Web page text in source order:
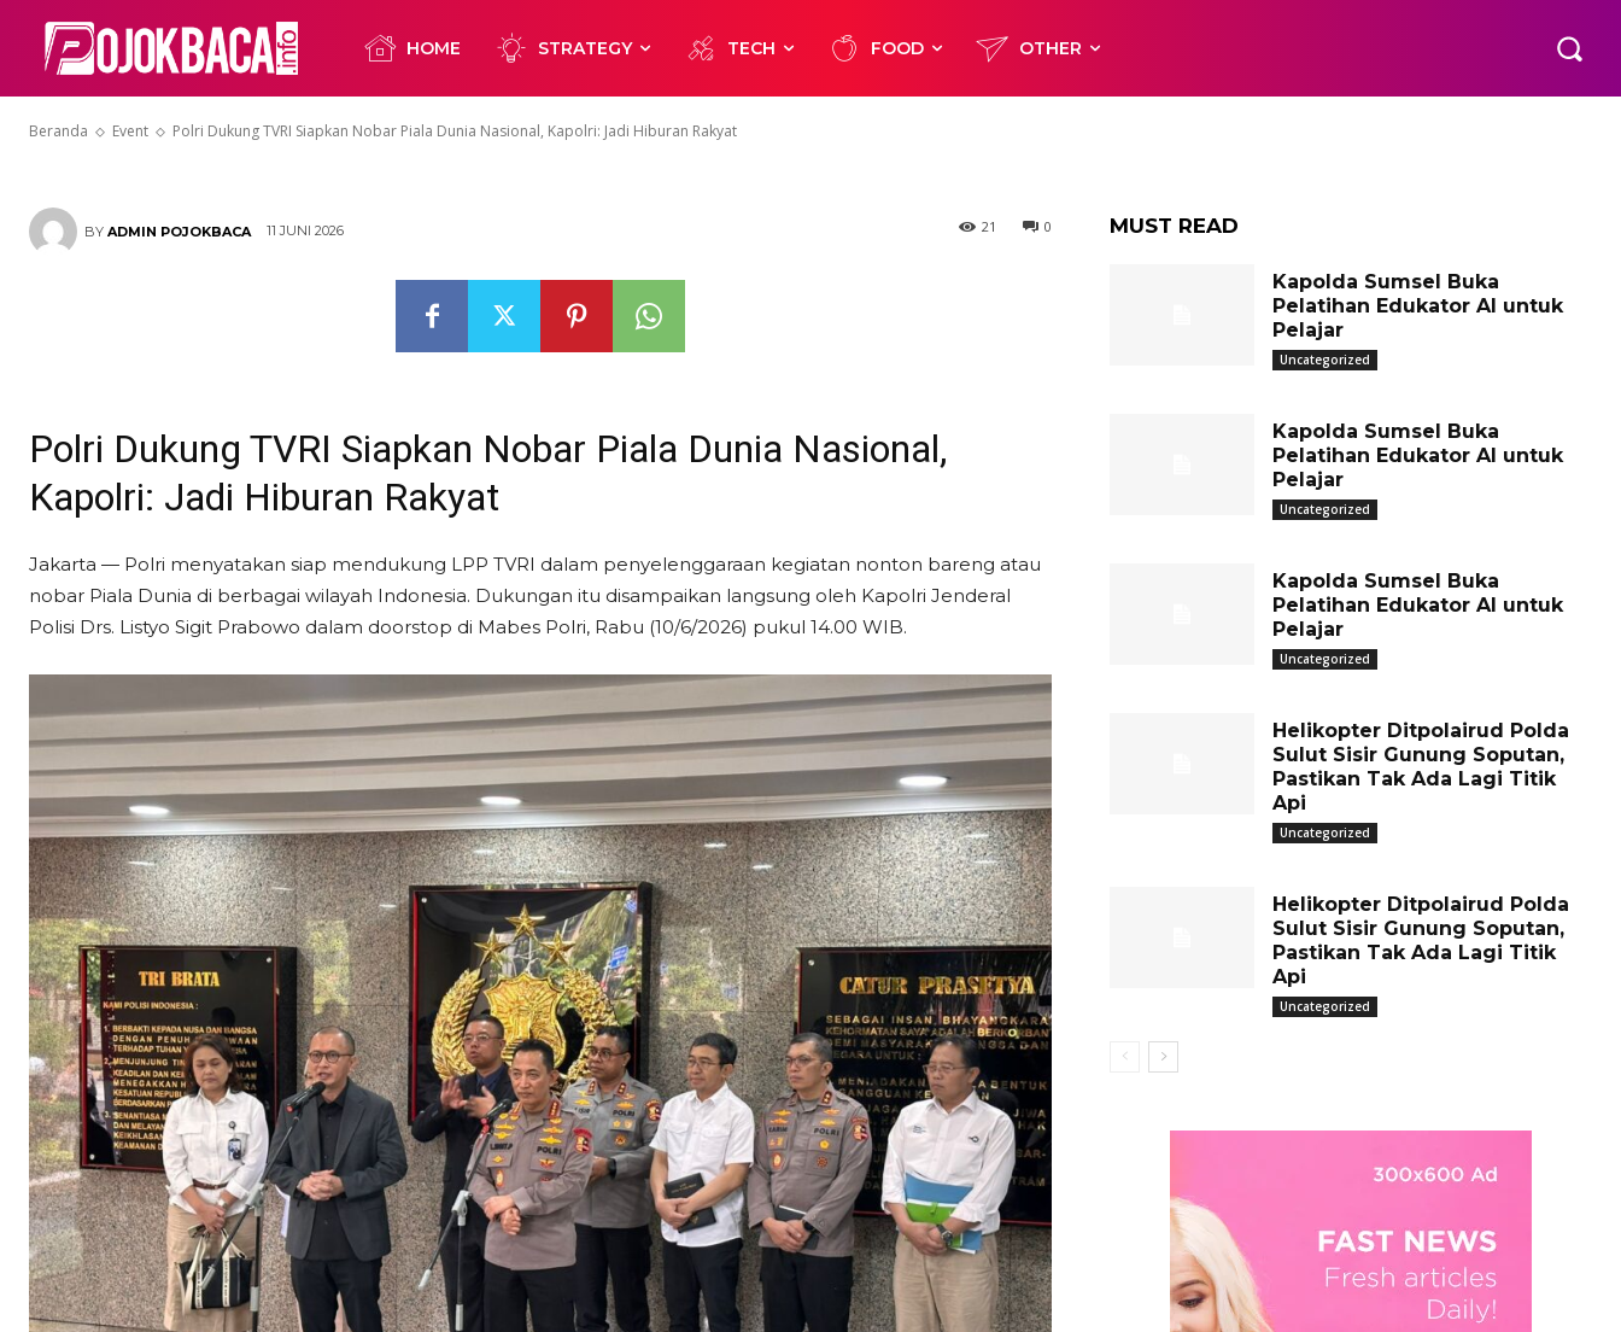
HOME STRATEGY TECH FOOD OTHER
Beranda Event Polri Dukung TVRI Siapkan Nobar Piala Dunia Nasional, Kapolri: Jadi Hiburan Rakyat
Hiburan Rakyat
BY ADMIN POJOKBACA 11 JUNI 2026 0
21
Polri Dukung TVRI Siapkan Nobar Piala Dunia Nasional,
Kapolri: Jadi Hiburan Rakyat
Jakarta — Polri menyatakan siap mendukung LPP TVRI dalam penyelenggaraan kegiatan nonton bareng atau
nobar Piala Dunia di berbagai wilayah Indonesia. Dukungan itu disampaikan langsung oleh Kapolri Jenderal
Polisi Drs. Listyo Sigit Prabowo dalam doorstop di Mabes Polri, Rabu (10/6/2026) pukul 14.00 WIB.
MUST READ
Kapolda Sumsel Buka
Pelatihan Edukator AI untuk
Pelajar
Uncategorized
Kapolda Sumsel Buka
Pelatihan Edukator AI untuk
Pelajar
Uncategorized
Kapolda Sumsel Buka
Pelatihan Edukator AI untuk
Pelajar
Uncategorized
Helikopter Ditpolairud Polda
Sulut Sisir Gunung Soputan,
Pastikan Tak Ada Lagi Titik
Api
Uncategorized
Helikopter Ditpolairud Polda
Sulut Sisir Gunung Soputan,
Pastikan Tak Ada Lagi Titik
Api
Uncategorized